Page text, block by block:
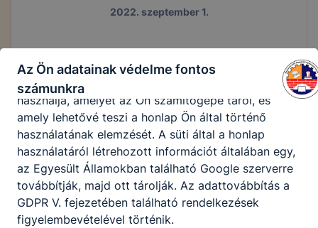
2022. szeptember 1.
Az Ön adatainak védelme fontos
számunkra
form, YouTube videó), vagy a honlap a tervezettől
A honlap Google Analytics-et, a Google Inc. webes
elemző szolgáltatását használja. Ennek során a
Google Analytics a süti egy meghatározott formáját
használja, amelyet az Ön számítógépe tárol, és
amely lehetővé teszi a honlap Ön által történő
használatának elemzését. A süti által a honlap
használatáról létrehozott információt általában egy,
az Egyesült Államokban található Google szerverre
továbbítják, majd ott tárolják. Az adattovábbítás a
GDPR V. fejezetében található rendelkezések
figyelembevételével történik.